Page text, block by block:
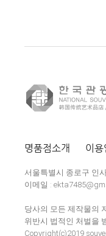
명품점소개 이용
서울특별시 종로구 인
이메일 :
당사의 모든 제작물의
위반시 법적인 처벌을
Copyright(c)2019